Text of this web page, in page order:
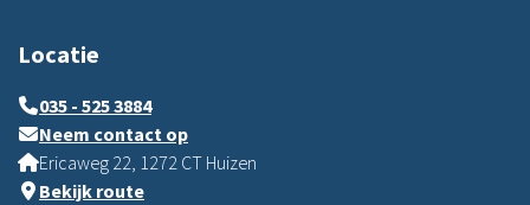
Locatie
035 - 525 3884
Neem contact op
Ericaweg 22, 1272 CT Huizen
Bekijk route